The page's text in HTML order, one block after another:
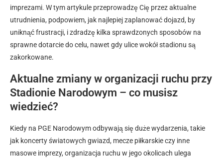
imprezami. W tym artykule przeprowadzę Cię przez aktualne
utrudnienia, podpowiem, jak najlepiej zaplanować dojazd, by
uniknąć frustracji, i zdradzę kilka sprawdzonych sposobów na
sprawne dotarcie do celu, nawet gdy ulice wokół stadionu są
zakorkowane.
Aktualne zmiany w organizacji ruchu przy
Stadionie Narodowym – co musisz
wiedzieć?
Kiedy na PGE Narodowym odbywają się duże wydarzenia, takie
jak koncerty światowych gwiazd, mecze piłkarskie czy inne
masowe imprezy, organizacja ruchu w jego okolicach ulega